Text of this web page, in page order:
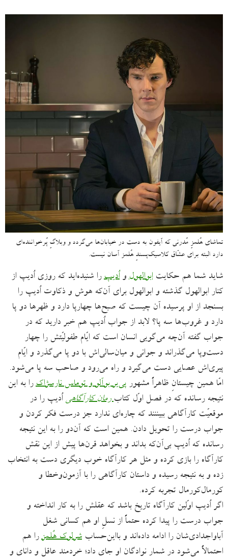
تماشای هُلمزِ مُدرنی که آیفون به دست در خیابان‌ها می‌گردد و وبلاگِ پُرخواننده‌ای
دارد البته برای عشّاق کلاسیک‌پسندِ هُلمز آسان نیست.
شاید شما هم حکایتابوالهول واُدیپ را شنیده‌اید که روزی اُدیپ از
کنار ابوالهول گذشته و ابوالهول برای آن‌که هوش و ذکاوت اُدیپ را
بسنجد از او پرسیده آن چیست که صبح‌ها چهارپا دارد و ظهرها دو پا
دارد و غروب‌ها سه پا؟ لابد از جواب اُدیپ هم خبر دارید که در
جواب گفته آن‌چه می‌‌گویی انسان است که ایّام طفولیّتش را چهار
دست‌وپا می‌گذراند و جوانی و میان‌سالی‌اش با دو پا می‌گذرد و ایّام
پیری‌اش عصایی دست می‌گیرد و راه می‌رود و صاحب سه پا می‌شود.
امّا همین چیستانِ ظاهراً‌ مشهور پی‌یر بوآلو و توماس نارسژاک را به این
نتیجه رسانده که در فصل اوّل کتابرمان کارآگاهی اُدیپ را در
موقعیّت کارآگاهی ببیننند که چاره‌ای ندارد جز درست فکر کردن و
جواب درست را تحویل دادن. همین است که آن‌دو را به این نتیجه
رسانده که اُدیپ بی‌آن‌که بداند و بخواهد قرن‌ها پیش از این نقش
کارآگاه را بازی کرده و مثل هر کارآگاه خوب دیگری دست به انتخاب
زده و به نتیجه رسیده و داستان کارآگاهی را با آزمون‌وخطا و
کورمال‌کورمال تجربه کرده.
اگر اُدیپ اوّلین کارآگاه تاریخ باشد که عقلش را به کار انداخته و
جواب درست را پیدا کرده حتماً از نسلِ او هم کسانی شغل
آبا‌واجدادی‌شان را ادامه داده‌اند و بااین‌حساب شرلوک هُلمز را هم
احتمالاً می‌شود در شمار نوادگان او جای داد؛ خردمند عاقل و دانای و